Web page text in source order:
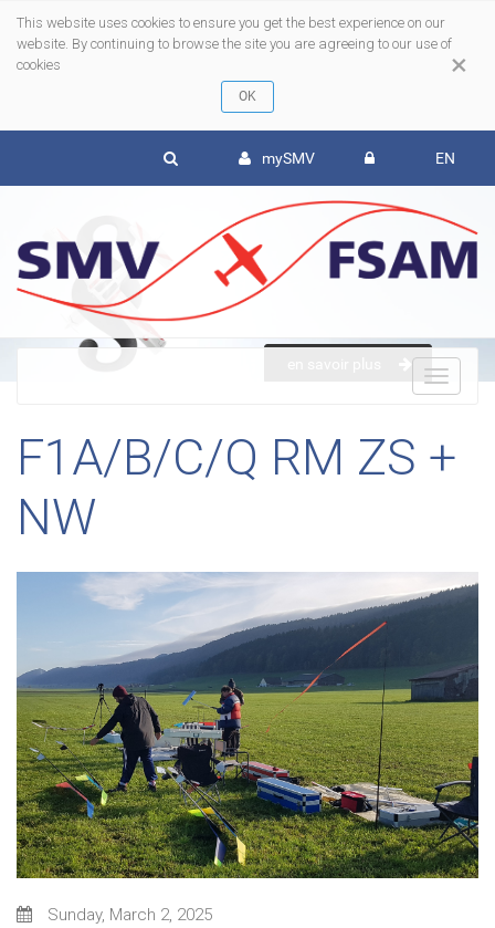
×
This website uses cookies to ensure you get the best experience on our
website. By continuing to browse the site you are agreeing to our use of
cookies
mySMV EN
F1A/B/C/Q RM ZS +
NW
Sunday, March 2, 2025